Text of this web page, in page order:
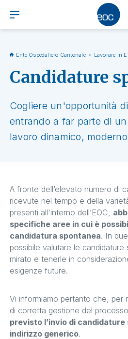
Ente Ospedaliero Cantonale Lavorare in
Candidature
Cogliere un'opportunità
entrando a far parte di
lavoro dinamico,
A fronte dell’elevato numero di
ricevute nel tempo e della
presenti all'interno dell’EOC,
specifiche aree in cui è
candidatura spontanea. In
possibile valutare le
mirato e tenerle in
esigenze future.
Vi informiamo pertanto che, per
di corretta gestione del
previsto l’invio di candidature
indirizzo generico.